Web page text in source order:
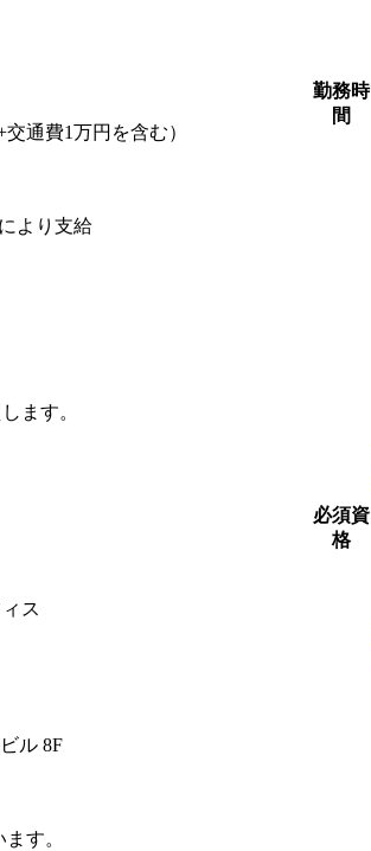
通費1万円を含む）
より支給
ます。
ス
ル 8F
す。
勤務時
間
必須資
格